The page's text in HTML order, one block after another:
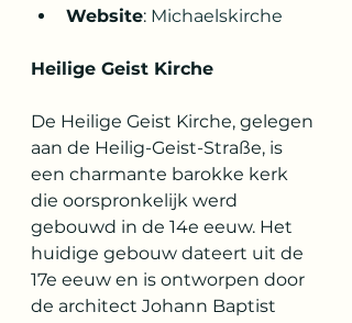
Website: Michaelskirche
Heilige Geist Kirche
De Heilige Geist Kirche, gelegen
aan de Heilig-Geist-Straße, is
een charmante barokke kerk
die oorspronkelijk werd
gebouwd in de 14e eeuw. Het
huidige gebouw dateert uit de
17e eeuw en is ontworpen door
de architect Johann Baptist